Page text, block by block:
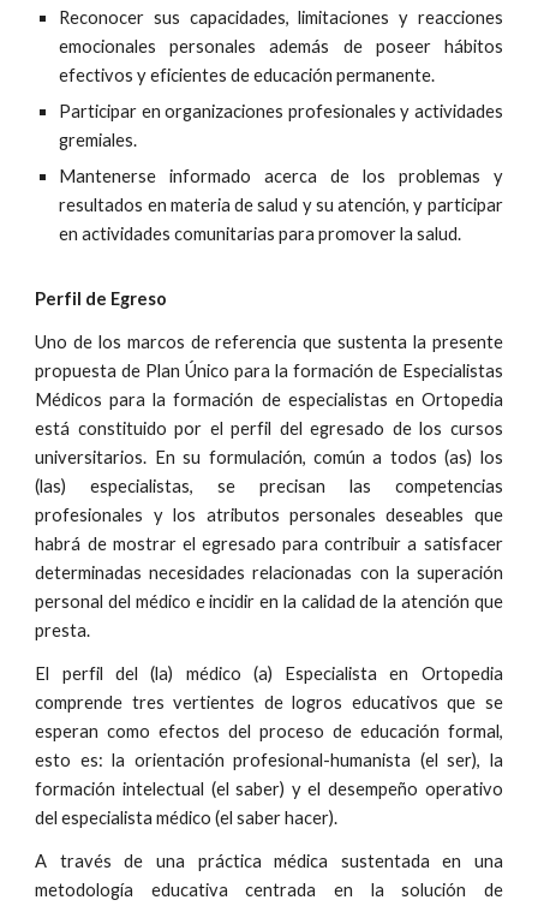
Reconocer sus capacidades, limitaciones y reacciones
emocionales personales además de poseer hábitos
efectivos y eficientes de educación permanente.
Participar en organizaciones profesionales y actividades
gremiales.
Mantenerse informado acerca de los problemas y
resultados en materia de salud y su atención, y participar
en actividades comunitarias para promover la salud.
Perfil de Egreso
Uno de los marcos de referencia que sustenta la presente
propuesta de Plan Único para la formación de Especialistas
Médicos para la formación de especialistas en Ortopedia
está constituido por el perfil del egresado de los cursos
universitarios. En su formulación, común a todos (as) los
(las) especialistas, se precisan las competencias
profesionales y los atributos personales deseables que
habrá de mostrar el egresado para contribuir a satisfacer
determinadas necesidades relacionadas con la superación
personal del médico e incidir en la calidad de la atención que
presta.
El perfil del (la) médico (a) Especialista en Ortopedia
comprende tres vertientes de logros educativos que se
esperan como efectos del proceso de educación formal,
esto es: la orientación profesional-humanista (el ser), la
formación intelectual (el saber) y el desempeño operativo
del especialista médico (el saber hacer).
A través de una práctica médica sustentada en una
metodología educativa centrada en la solución de